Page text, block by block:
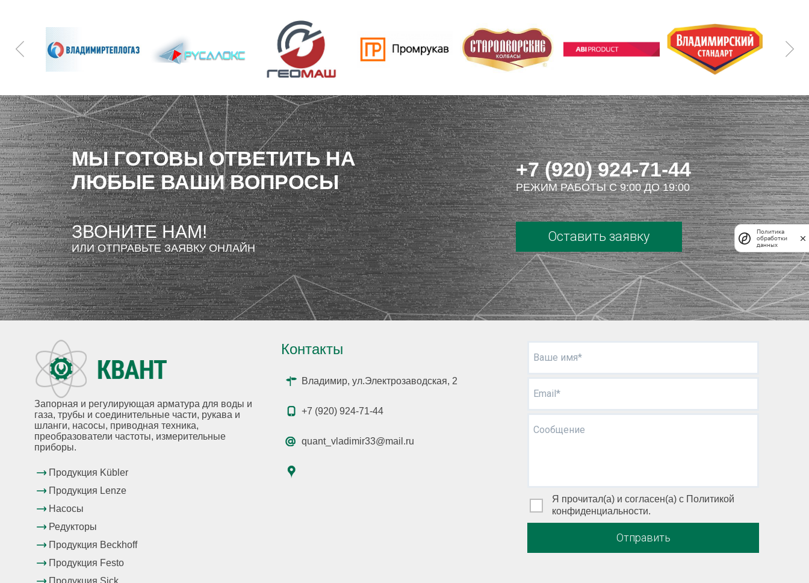
МЫ ГОТОВЫ ОТВЕТИТЬ НА
ЛЮБЫЕ ВАШИ ВОПРОСЫ
ЗВОНИТЕ НАМ!
ИЛИ ОТПРАВЬТЕ ЗАЯВКУ ОНЛАЙН
+7 (920) 924-71-44
РЕЖИМ РАБОТЫ С 9:00 ДО 19:00
Оставить заявку
Запорная и регулирующая арматура для воды и
газа, трубы и соединительные части, рукава и
шланги, насосы, приводная техника,
преобразователи частоты, измерительные
приборы.
Продукция Kübler
Продукция Lenze
Насосы
Редукторы
Продукция Beckhoff
Продукция Festo
Продукция Sick
Контакты
Владимир, ул.Электрозаводская, 2
+7 (920) 924-71-44
quant_vladimir33@mail.ru
Ваше имя*
Email*
Сообщение
Я прочитал(а) и согласен(а) с Политикой
конфиденциальности.
Отправить
Политика
обработки
данных